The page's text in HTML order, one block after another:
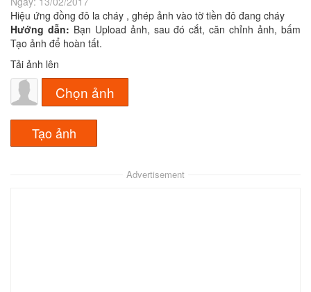
Hiệu ứng đồng đô la cháy , ghép ảnh vào tờ tiền đô đang cháy
Hướng dẫn: Bạn Upload ảnh, sau đó cắt, căn chỉnh ảnh, bấm
Tạo ảnh để hoàn tất.
Tải ảnh lên
Chọn ảnh
Advertisement